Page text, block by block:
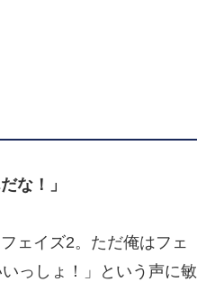
だな！」
ェイズ2。ただ俺はフェ
っしょ！」という声に敏